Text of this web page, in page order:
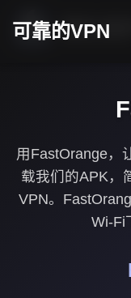
可靠的VPN
用FastOrange，
载我们的APK，
VPN。
Wi-Fi
隐私保